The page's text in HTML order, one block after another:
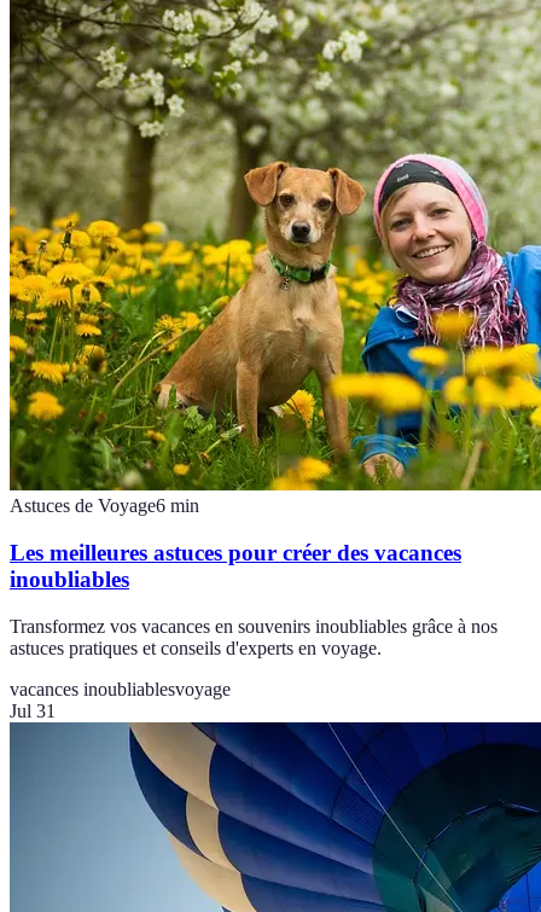
Astuces de Voyage6 min
Les meilleures astuces pour créer des vacances
inoubliables
Transformez vos vacances en souvenirs inoubliables grâce à nos
astuces pratiques et conseils d'experts en voyage.
vacances inoubliablesvoyage
Jul 31